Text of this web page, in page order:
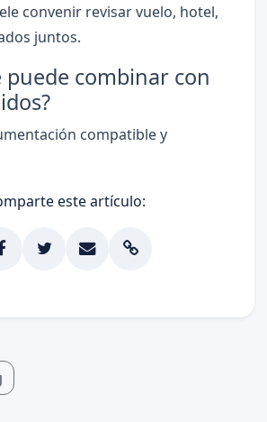
convenir revisar vuelo, hotel,
juntos.
puede combinar con
compatible y
este artículo: